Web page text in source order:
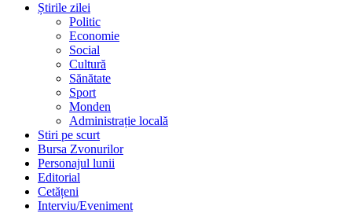
Știrile zilei
Politic
Economie
Social
Cultură
Sănătate
Sport
Monden
Administrație locală
Stiri pe scurt
Bursa Zvonurilor
Personajul lunii
Editorial
Cetățeni
Interviu/Eveniment